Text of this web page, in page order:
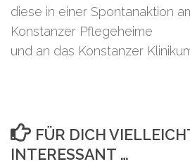
diese in einer Spontanaktion
Konstanzer Pflegeheime
und an das Konstanzer
FÜR DICH
INTERESSANT …